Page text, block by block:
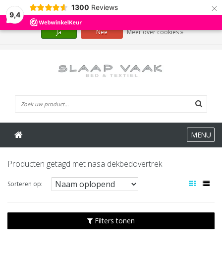
9,4
1300 Reviews ×
MENU
Producten getagd met nasa dekbedovertrek
Sorteren op:
Filters tonen
Wij slaan cookies op om onze website te verbeteren. Is dat akkoord?
Ja Nee Meer over cookies »